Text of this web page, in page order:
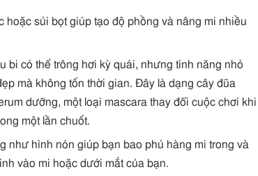
hoặc sủi bọt giúp tạo độ phồng và nâng mi nhiều
bi có thể trông hơi kỳ quái, nhưng tính năng nhỏ
mà không tốn thời gian. Đây là dạng cây đũa
dưỡng, một loại mascara thay đổi cuộc chơi khi
một lần chuốt.
như hình nón giúp bạn bao phủ hàng mi trong và
vào mi hoặc dưới mắt của bạn.